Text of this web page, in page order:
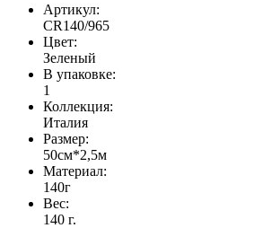
Артикул:
CR140/965
Цвет:
Зеленый
В упаковке:
1
Коллекция:
Италия
Размер:
50см*2,5м
Материал:
140г
Вес:
140 г.